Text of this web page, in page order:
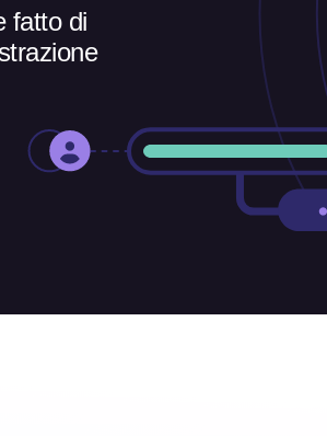
fatto di